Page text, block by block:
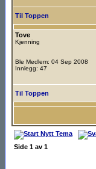
Til Toppen
Tove
Kjenning
Ble Medlem: 04 Sep 2008
Innlegg: 47
Til Toppen
Side 1 av 1